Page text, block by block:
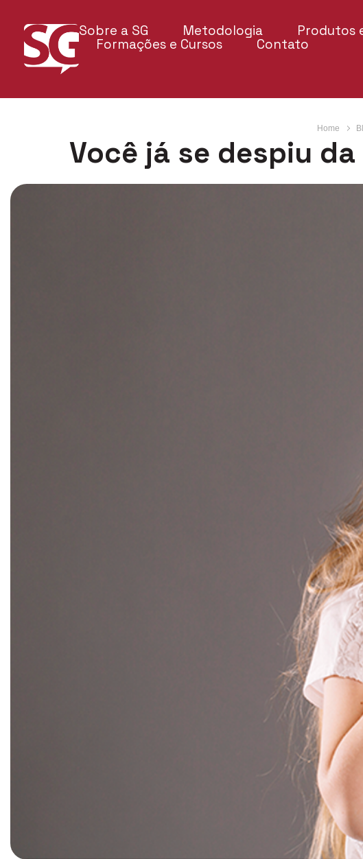
Sobre a SG Metodologia
Produtos
Formações e Cursos
Contato
Home
Você já se despiu